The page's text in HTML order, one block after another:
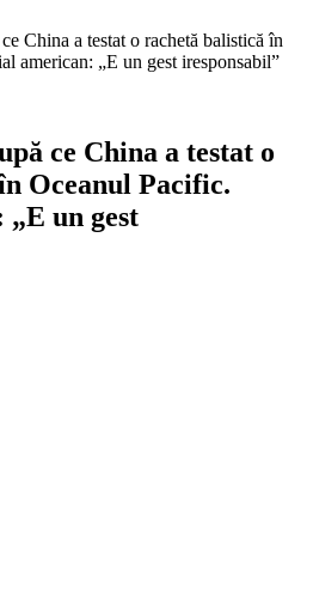
China a testat o rachetă balistică în
american: „E un gest iresponsabil”
ce China a testat o
Oceanul Pacific.
un gest